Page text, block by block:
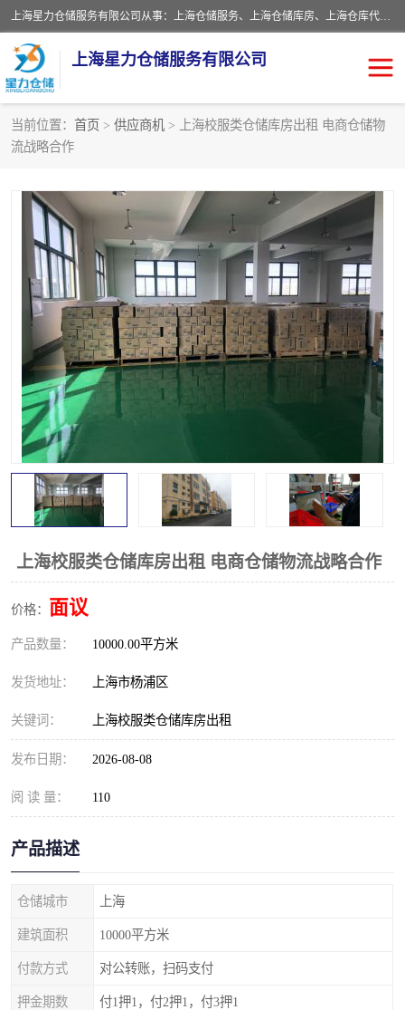
上海星力仓储服务有限公司从事：上海仓储服务、上海仓储库房、上海仓库代运营、上海仓库对外出租、上海仓库外包、上海三方仓储、上海电商仓储代发、上海电商代发货仓库、上海托管仓库、上海仓储配送。上海星力仓储服务有限公司现在拥有100个分仓、10万余平方的标准库房，精炼员工几百名，与几千家客户合作，公司已跻身上海仓储行业前列。欢迎来电咨询！
上海星力仓储服务有限公司
当前位置： 首页 > 供应商机 > 上海校服类仓储库房出租 电商仓储物
流战略合作
上海校服类仓储库房出租 电商仓储物流战略合作
价格： 面议
产品数量： 10000.00平方米
发货地址： 上海市杨浦区
关键词： 上海校服类仓储库房出租
发布日期： 2026-08-08
阅 读 量： 110
产品描述
仓储城市 上海
建筑面积 10000平方米
付款方式 对公转账，扫码支付
押金期数 付1押1，付2押1，付3押1
上海仓库对外出租
上海仓储配送 上海仓库外包
上海仓库代运营 上海托管仓库
上海第三方仓储 上海仓储服务
仓储 上海电商代发货仓库
上海托管仓库